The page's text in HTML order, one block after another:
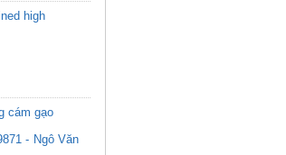
high
cám gạo
- Ngô Văn